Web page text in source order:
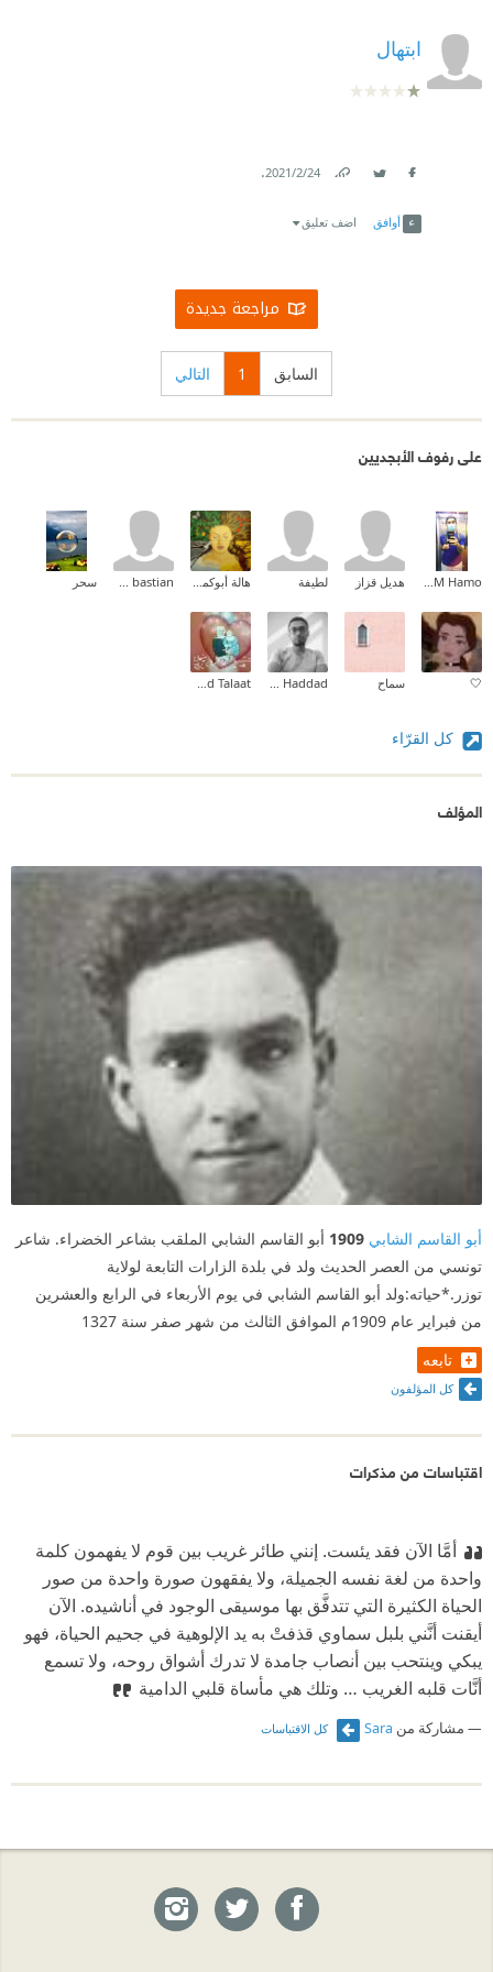
ابتهال
24‏/2‏/2021
.
أوافق اضف تعليق
مراجعة جديدة
السابق 1 التالي
على رفوف الأبجديين
Mohammad M Hamo هديل قزاز لطيفة هالة أبوكميل-hala abu-kmeil walid bastian سحر
🤍 سماح Lokmen Haddad
Kholoud Talaat
كل القرّاء
المؤلف
أبو القاسم الشابي 1909 أبو القاسم الشابي الملقب بشاعر الخضراء. شاعر
تونسي من العصر الحديث ولد في بلدة الزارات التابعة لولاية
توزر.*حياته:ولد أبو القاسم الشابي في يوم الأربعاء في الرابع والعشرين
من فبراير عام 1909م الموافق الثالث من شهر صفر سنة 1327
تابعه
كل المؤلفون
اقتباسات من مذكرات
أمَّا الآن فقد يئست. إنني طائر غريب بين قوم لا يفهمون كلمة
واحدة من لغة نفسه الجميلة، ولا يفقهون صورة واحدة من صور
الحياة الكثيرة التي تتدفَّق بها موسيقى الوجود في أناشيده. الآن
أيقنت أنَّني بلبل سماوي قذفتْ به يد الإلوهية في جحيم الحياة، فهو
يبكي وينتحب بين أنصاب جامدة لا تدرك أشواق روحه، ولا تسمع
أنَّات قلبه الغريب … وتلك هي مأساة قلبي الدامية
مشاركة من Sara كل الاقتباسات